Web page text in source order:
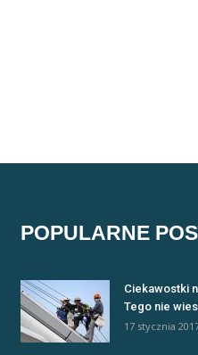
POPULARNE
Ciekawostki
Tego nie
17 stycznia